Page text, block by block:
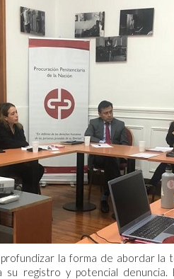
profundizar la forma de abordar
su registro y potencial